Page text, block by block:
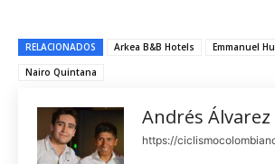
RELACIONADOS Arkea B&B Hotels
Emmanuel
Nairo Quintana
Andrés Álvarez
https://